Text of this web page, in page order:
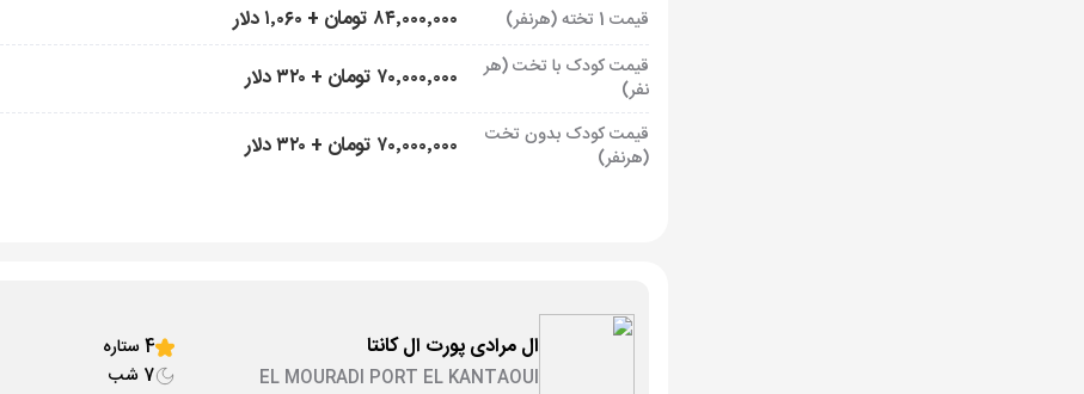
قیمت 1 تخته (هرنفر) ۸۴٬۰۰۰٬۰۰۰ تومان + ۱٬۰۶۰ دلار
قیمت کودک با تخت (هر
نفر)
۷۰٬۰۰۰٬۰۰۰ تومان + ۳۲۰ دلار
قیمت کودک بدون تخت
(هرنفر)
۷۰٬۰۰۰٬۰۰۰ تومان + ۳۲۰ دلار
ال مرادی پورت ال کانتا
EL MOURADI PORT EL KANTAOUI
4 ستاره
7 شب